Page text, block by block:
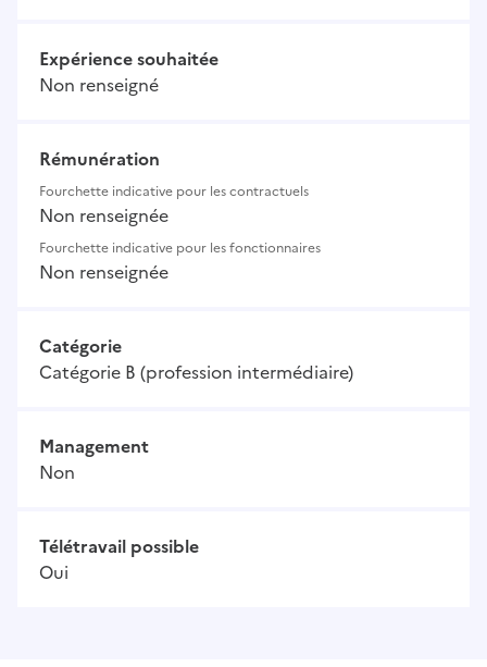
Expérience souhaitée
Non renseigné
Rémunération
Fourchette indicative pour les contractuels
Non renseignée
Fourchette indicative pour les fonctionnaires
Non renseignée
Catégorie
Catégorie B (profession intermédiaire)
Management
Non
Télétravail possible
Oui